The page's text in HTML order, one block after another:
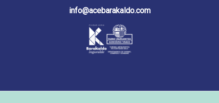
info@acebarakaldo.com